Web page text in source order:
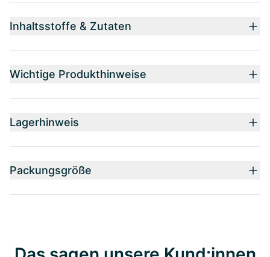
Inhaltsstoffe & Zutaten
Wichtige Produkthinweise
Lagerhinweis
Packungsgröße